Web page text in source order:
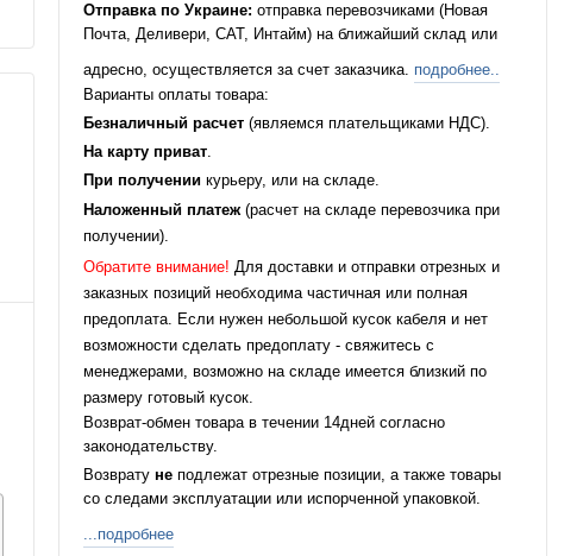
Отправка по Украине: отправка перевозчиками (Новая
Почта, Деливери, САТ, Интайм) на ближайший склад или
адресно, осуществляется за счет заказчика. подробнее..
Варианты оплаты товара:
Безналичный расчет (являемся плательщиками НДС).
На карту приват.
При получении курьеру, или на складе.
Наложенный платеж(расчет на складе перевозчика при
получении).
Обратите внимание! Для доставки и отправки отрезных и
заказных позиций необходима частичная или полная
предоплата. Если нужен небольшой кусок кабеля и нет
возможности сделать предоплату - свяжитесь с
менеджерами, возможно на складе имеется близкий по
размеру готовый кусок.
Возврат-обмен товара в течении 14дней согласно
законодательству.
Возвратуне подлежат отрезные позиции, а также товары
со следами эксплуатации или испорченной упаковкой.
...подробнее